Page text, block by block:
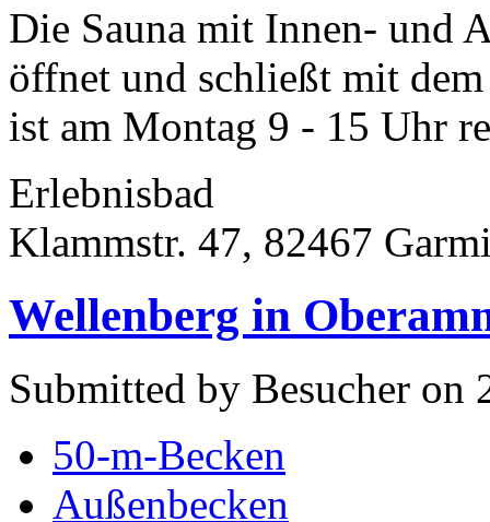
Die Sauna mit Innen- und
öffnet und schließt mit
ist am Montag 9 - 15 Uhr
Erlebnisbad
Klammstr. 47, 82467
Wellenberg in
Submitted by Besucher on
50-m-Becken
Außenbecken